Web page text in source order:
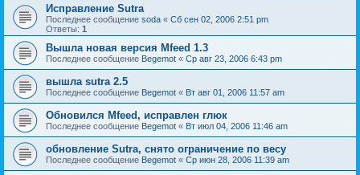
Исправление Sutra
Последнее сообщение soda « Сб сен 02, 2006 2:51 pm
Ответы: 1
Вышла новая версия Mfeed 1.3
Последнее сообщение Begemot « Ср авг 23, 2006 6:43 pm
вышла sutra 2.5
Последнее сообщение Begemot « Вт авг 01, 2006 11:57 am
Обновился Mfeed, исправлен глюк
Последнее сообщение Begemot « Вт июл 04, 2006 11:46 am
обновление Sutra, снято ограничение по весу
Последнее сообщение Begemot « Ср июн 28, 2006 11:39 am